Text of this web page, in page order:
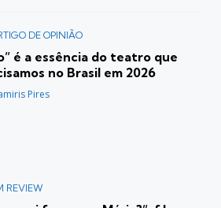
DE OPINIÃO
é a essência do teatro que
no Brasil em 2026
Pires
REVIEW